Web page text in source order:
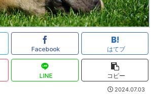
Facebook はてブ
LINE コピー
2024.07.03